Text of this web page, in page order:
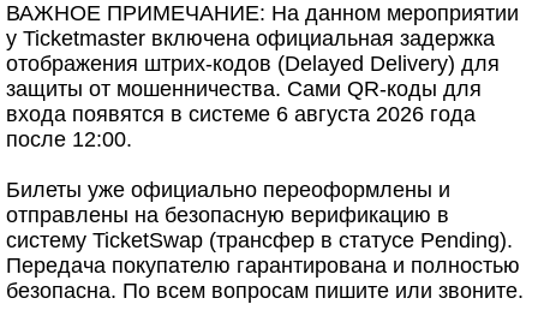
ВАЖНОЕ ПРИМЕЧАНИЕ: На данном мероприятии
у Ticketmaster включена официальная задержка
отображения штрих-кодов (Delayed Delivery) для
защиты от мошенничества. Сами QR-коды для
входа появятся в системе 6 августа 2026 года
после 12:00.
Билеты уже официально переоформлены и
отправлены на безопасную верификацию в
систему TicketSwap (трансфер в статусе Pending).
Передача покупателю гарантирована и полностью
безопасна. По всем вопросам пишите или звоните.